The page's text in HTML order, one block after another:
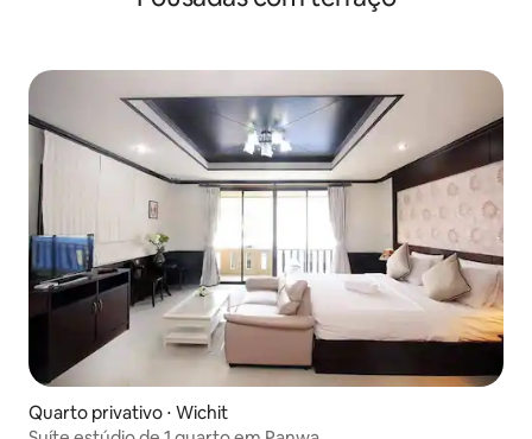
Quarto privativo ⋅ Wichit